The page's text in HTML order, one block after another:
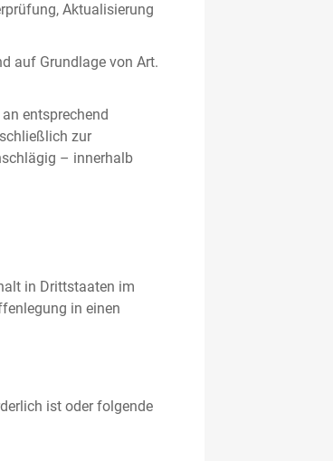
Aktualisierung
auf Grundlage von Art.
entsprechend
zur
– innerhalb
in Drittstaaten im
in einen
ist oder folgende